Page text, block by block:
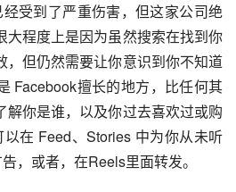
受到了严重伤害，但这家公司绝
大程度上是因为虽然搜索在找到你
，但仍然需要让你意识到你不知道
Facebook擅长的地方，比任何其
解你是谁，以及你过去喜欢过或购
在 Feed、Stories 中为你从未听
，或者，在Reels里面转发。